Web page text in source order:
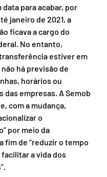
data para acabar, por
janeiro de 2021, a
ficava a cargo do
No entanto,
estiver em
há previsão de
horários ou
das empresas. A Semob
com a mudança,
o
por meio da
fim de “reduzir o tempo
a vida dos